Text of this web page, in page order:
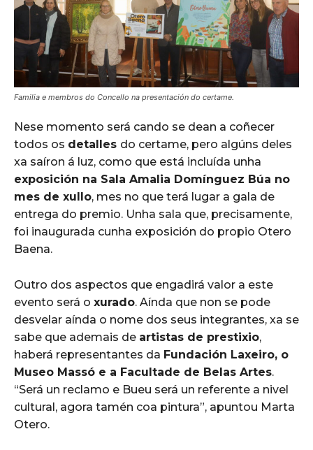
Familia e membros do Concello na presentación do certame.
Nese momento será cando se dean a coñecer
todos os detalles do certame, pero algúns deles
xa saíron á luz, como que está incluída unha
exposición na Sala Amalia Domínguez Búa no
mes de xullo, mes no que terá lugar a gala de
entrega do premio. Unha sala que, precisamente,
foi inaugurada cunha exposición do propio Otero
Baena.
Outro dos aspectos que engadirá valor a este
evento será o xurado. Aínda que non se pode
desvelar aínda o nome dos seus integrantes, xa se
sabe que ademais de artistas de prestixio,
haberá representantes da Fundación Laxeiro, o
Museo Massó e a Facultade de Belas Artes.
“Será un reclamo e Bueu será un referente a nivel
cultural, agora tamén coa pintura”, apuntou Marta
Otero.